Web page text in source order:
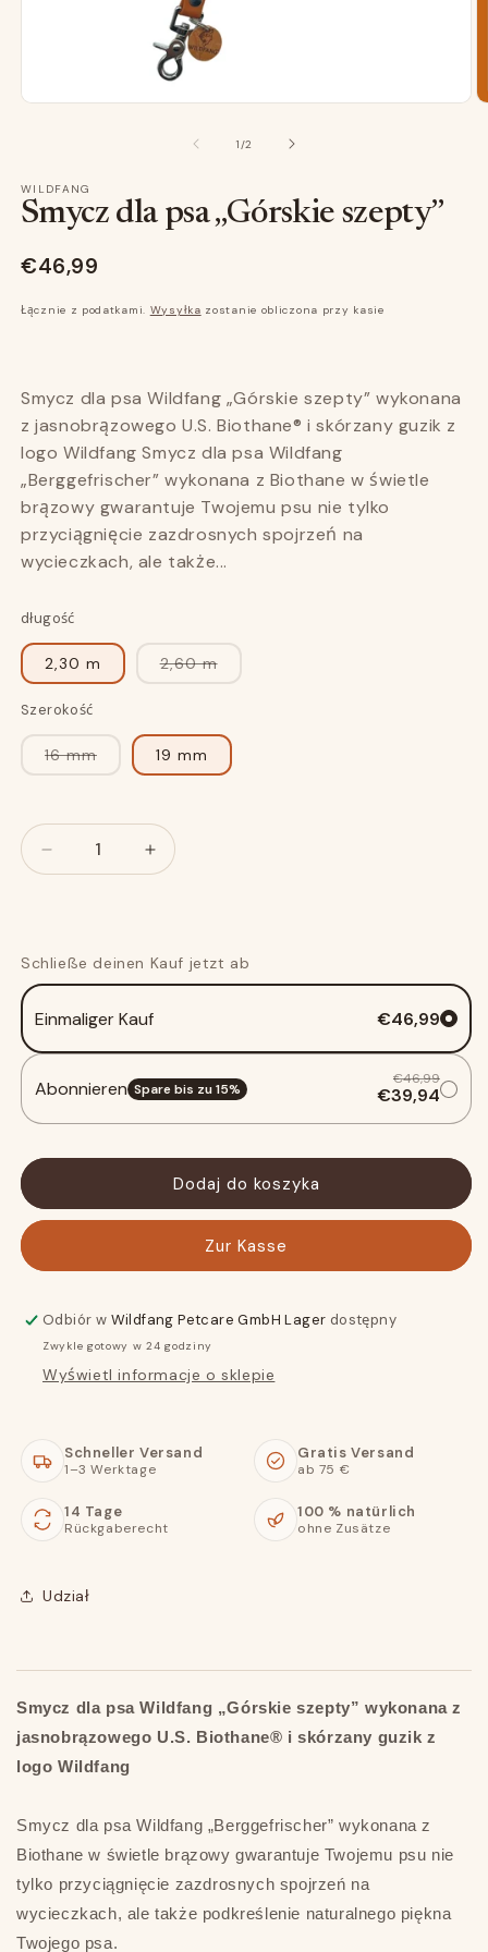
trybie
modalnym
1 /z2
WILDFANG
Smycz dla psa „Górskie szepty”
€46,99
Łącznie z podatkami. Wysyłka zostanie obliczona przy kasie
Smycz dla psa Wildfang „Górskie szepty” wykonana
z jasnobrązowego U.S. Biothane® i skórzany guzik z
logo Wildfang Smycz dla psa Wildfang
„Berggefrischer” wykonana z Biothane w świetle
brązowy gwarantuje Twojemu psu nie tylko
przyciągnięcie zazdrosnych spojrzeń na
wycieczkach, ale także...
długość
2,30 m 2,60 mWariant
Szerokość
16 mmWariant
wyprzedany
19 mm
Numer
Numer
Zmniejsz
kwotę
psa
szepty”
Zwiększ
kwotę
psa
szepty”
Schließe deinen Kauf jetzt ab
Einmaliger Kauf €46,99
Abonnieren Spare bis zu15%
€46,99
€39,94
Dodaj do koszyka
Zur Kasse
Odbiór w Wildfang Petcare GmbH Lager dostępny
Zwykle gotowy w 24 godziny
Wyświetl informacje o sklepie
Schneller Versand
1–3 Werktage
Gratis Versand
ab 75 €
14 Tage
Rückgaberecht
100 % natürlich
ohne Zusätze
Udział
Smycz dla psa Wildfang „Górskie szepty” wykonana z
jasnobrązowego U.S. Biothane® i skórzany guzik z
logo Wildfang
Smycz dla psa Wildfang „Berggefrischer” wykonana z
Biothane w świetle brązowy gwarantuje Twojemu psu nie
tylko przyciągnięcie zazdrosnych spojrzeń na
wycieczkach, ale także podkreślenie naturalnego piękna
Twojego psa.